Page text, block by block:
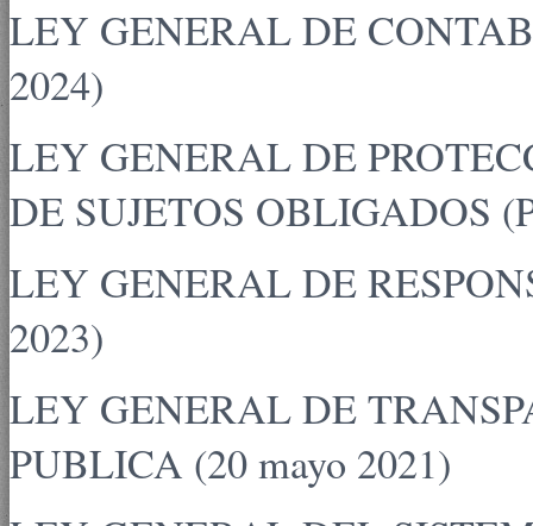
LEY GENERAL DE
2024)
LEY GENERAL DE
DE SUJETOS OBLIGADOS
LEY GENERAL DE
2023)
LEY GENERAL DE
PUBLICA (20 mayo 2021)